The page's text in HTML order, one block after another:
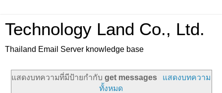
Technology Land Co., Ltd.
Thailand Email Server knowledge base
แสดงบทความที่มีป้ายกำกับget messages
แสดงบทความ
ทั้งหมด